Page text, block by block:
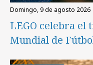
domingo, 9 de agosto 2026
LEGO celebra el
Mundial de